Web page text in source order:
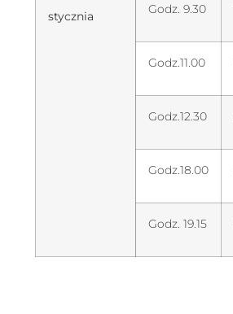
stycznia
Godz. 9.30
Godz.11.00
Godz.12.30
Godz.18.00
Godz. 19.15